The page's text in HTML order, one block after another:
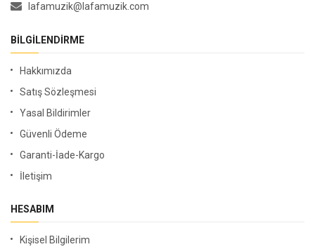
lafamuzik@lafamuzik.com
BILGILENDIRME
Hakkımızda
Satış Sözleşmesi
Yasal Bildirimler
Güvenli Ödeme
Garanti-İade-Kargo
İletişim
HESABIM
Kişisel Bilgilerim